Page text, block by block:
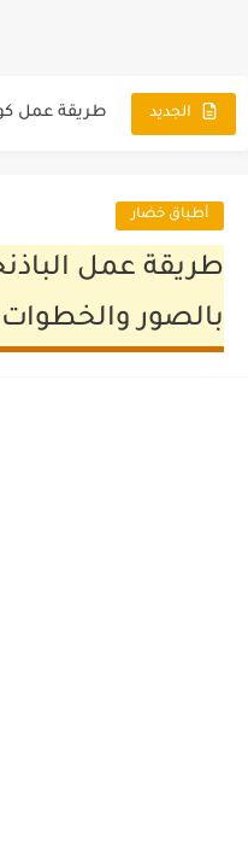
الجديد
أطباق خضار
طريقة عمل
بالصور والخطوات